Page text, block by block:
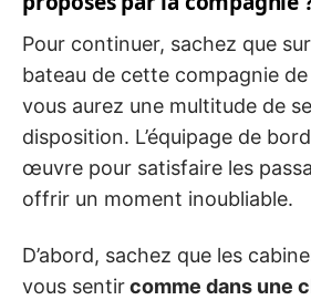
Pour continuer, sachez que
bateau de cette compagnie
vous aurez une multitude de
disposition. L’équipage de
œuvre pour satisfaire les
offrir un moment inoubliable.
D’abord, sachez que les
vous sentircomme dans une